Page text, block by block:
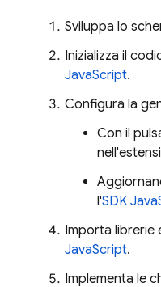
Sviluppa lo
Inizializza il
JavaScript.
Configura la
Con il
l'SDK
Importa librerie
JavaScript.
Implementa le